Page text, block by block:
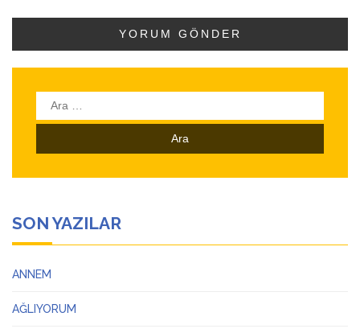
Arama:
SON YAZILAR
ANNEM
AĞLIYORUM